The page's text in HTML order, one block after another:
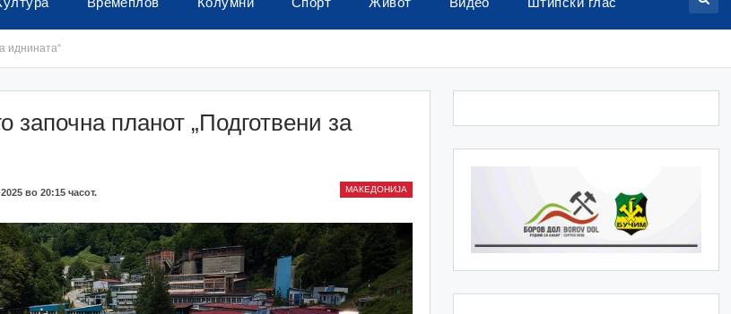
иднината“
започна планот „Подготвени за
МАКЕДОНИЈА
во 20:15 часот.